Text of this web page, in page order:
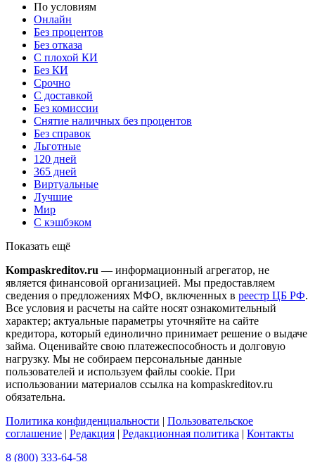
По условиям
Онлайн
Без процентов
Без отказа
С плохой КИ
Без КИ
Срочно
С доставкой
Без комиссии
Снятие наличных без процентов
Без справок
Льготные
120 дней
365 дней
Виртуальные
Лучшие
Мир
С кэшбэком
Показать ещё
Kompaskreditov.ru — информационный агрегатор, не
является финансовой организацией. Мы предоставляем
сведения о предложениях МФО, включенных в реестр ЦБ РФ.
Все условия и расчеты на сайте носят ознакомительный
характер; актуальные параметры уточняйте на сайте
кредитора, который единолично принимает решение о выдаче
займа. Оценивайте свою платежеспособность и долговую
нагрузку. Мы не собираем персональные данные
пользователей и используем файлы cookie. При
использовании материалов ссылка на kompaskreditov.ru
обязательна.
Политика конфиденциальности | Пользовательское
соглашение | Редакция | Редакционная политика | Контакты
8 (800) 333-64-58